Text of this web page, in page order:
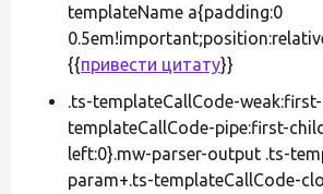
templateName a{padding:0
{{привести цитату}}
.ts-templateCallCode-
templateCallCode-pipe:first-
left:0}.mw-parser-output .ts-
param+.ts-templateCallCode-